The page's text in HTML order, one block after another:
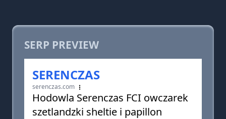
SERP PREVIEW
SERENCZAS
serenczas.com
Hodowla Serenczas FCI owczarek
szetlandzki sheltie i papillon